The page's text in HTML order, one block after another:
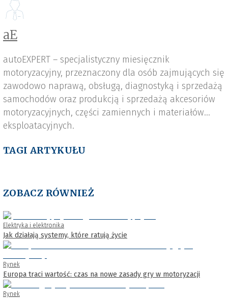
aE
autoEXPERT – specjalistyczny miesięcznik
motoryzacyjny, przeznaczony dla osób zajmujących się
zawodowo naprawą, obsługą, diagnostyką i sprzedażą
samochodów oraz produkcją i sprzedażą akcesoriów
motoryzacyjnych, części zamiennych i materiałów
eksploatacyjnych.
TAGI ARTYKUŁU
ZOBACZ RÓWNIEŻ
Elektryka i elektronika
Jak działają systemy, które ratują życie
Rynek
Europa traci wartość: czas na nowe zasady gry w motoryzacji
Rynek